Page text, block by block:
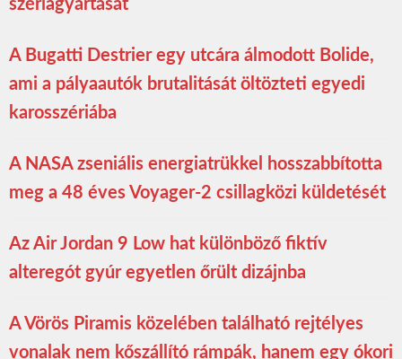
szériagyártását
A Bugatti Destrier egy utcára álmodott Bolide,
ami a pályaautók brutalitását öltözteti egyedi
karosszériába
A NASA zseniális energiatrükkel hosszabbította
meg a 48 éves Voyager-2 csillagközi küldetését
Az Air Jordan 9 Low hat különböző fiktív
alteregót gyúr egyetlen őrült dizájnba
A Vörös Piramis közelében található rejtélyes
vonalak nem kőszállító rámpák, hanem egy ókori